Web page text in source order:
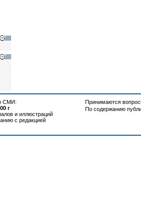
СМИ:
г
и иллюстраций
с редакцией
Принимаются
По содержанию